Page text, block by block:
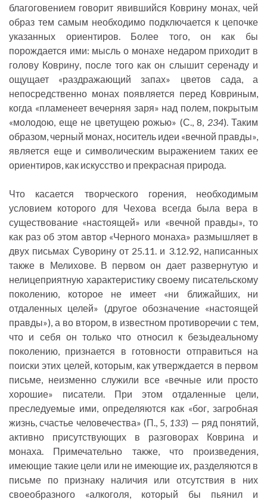
благоговением говорит явившийся Коврину монах, чей
образ тем самым необходимо подключается к цепочке
указанных ориентиров. Более того, он как бы
порождается ими: мысль о монахе недаром приходит в
голову Коврину, после того как он слышит серенаду и
ощущает «раздражающий запах» цветов сада, а
непосредственно монах появляется перед Ковриным,
когда «пламенеет вечерняя заря» над полем, покрытым
«молодою, еще не цветущею рожью» (С., 8, 234). Таким
образом, черный монах, носитель идеи «вечной правды»,
является еще и символическим выражением таких ее
ориентиров, как искусство и прекрасная природа.
Что касается творческого горения, необходимым
условием которого для Чехова всегда была вера в
существование «настоящей» или «вечной правды», то
как раз об этом автор «Черного монаха» размышляет в
двух письмах Суворину от 25.11. и 3.12.92, написанных
также в Мелихове. В первом он дает развернутую и
нелицеприятную характеристику своему писательскому
поколению, которое не имеет «ни ближайших, ни
отдаленных целей» (другое обозначение «настоящей
правды»), а во втором, в известном противоречии с тем,
что и себя он только что относил к безыдеальному
поколению, признается в готовности отправиться на
поиски этих целей, которым, как утверждается в первом
письме, неизменно служили все «вечные или просто
хорошие» писатели. При этом отдаленные цели,
преследуемые ими, определяются как «бог, загробная
жизнь, счастье человечества» (П., 5, 133) — ряд понятий,
активно присутствующих в разговорах Коврина и
монаха. Примечательно также, что произведения,
имеющие такие цели или не имеющие их, разделяются в
письме по признаку наличия или отсутствия в них
своеобразного «алкоголя, который бы пьянил и